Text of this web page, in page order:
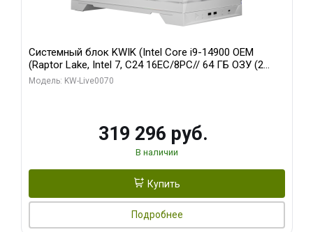
Системный блок KWIK (Intel Core i9-14900 OEM
(Raptor Lake, Intel 7, C24 16EC/8PC// 64 ГБ ОЗУ (2
модуля)/ Gigabyte RTX5080 XTREME WATERFORCE
Модель: KW-Live0070
319 296 руб.
В наличии
Купить
Подробнее